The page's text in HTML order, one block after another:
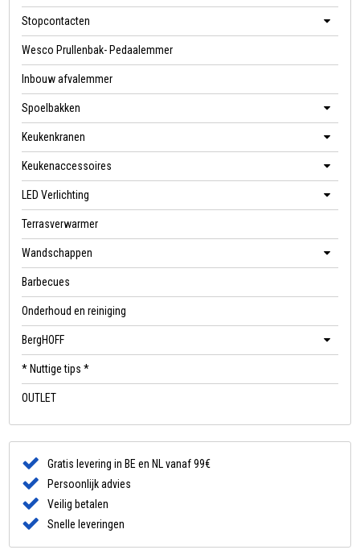
Stopcontacten
Wesco Prullenbak- Pedaalemmer
Inbouw afvalemmer
Spoelbakken
Keukenkranen
Keukenaccessoires
LED Verlichting
Terrasverwarmer
Wandschappen
Barbecues
Onderhoud en reiniging
BergHOFF
* Nuttige tips *
OUTLET
Gratis levering in BE en NL vanaf 99€
Persoonlijk advies
Veilig betalen
Snelle leveringen